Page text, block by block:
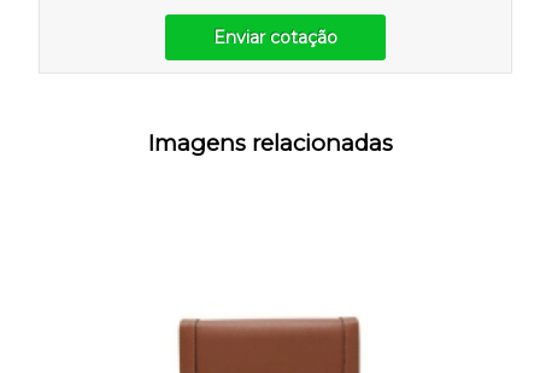
Enviar cotação
Imagens relacionadas